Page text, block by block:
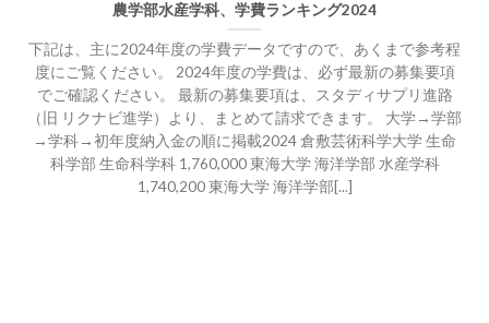
農学部水産学科、学費ランキング2024
下記は、主に2024年度の学費データですので、あくまで参考程
度にご覧ください。 2024年度の学費は、必ず最新の募集要項
でご確認ください。 最新の募集要項は、スタディサプリ進路
（旧 リクナビ進学）より、まとめて請求できます。 大学→学部
→学科→初年度納入金の順に掲載2024 倉敷芸術科学大学 生命
科学部 生命科学科 1,760,000 東海大学 海洋学部 水産学科
1,740,200 東海大学 海洋学部[...]